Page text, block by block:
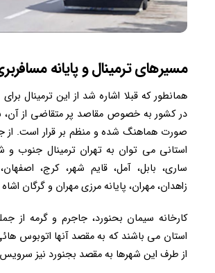
مسیرهای ترمینال و پایانه
همانطور که قبلا اشاره شد از این ترمینال
در کشور به خصوص مقاصد پر متقاضی از
صورت هماهنگ شده و منظم بر قرار است. از
استانی می توان به تهران ترمینال جنوب و
ساری، بابل، آمل، قایم شهر، کرج،
زاهدان، مهران، پایانه مرزی مهران و گرگان
کارخانه سیمان بحنورد، جاجرم و گرمه از
استان می باشند که به مقصد آنها اتوبوس
از طرف این شهرها به مقصد بجنورد نیز